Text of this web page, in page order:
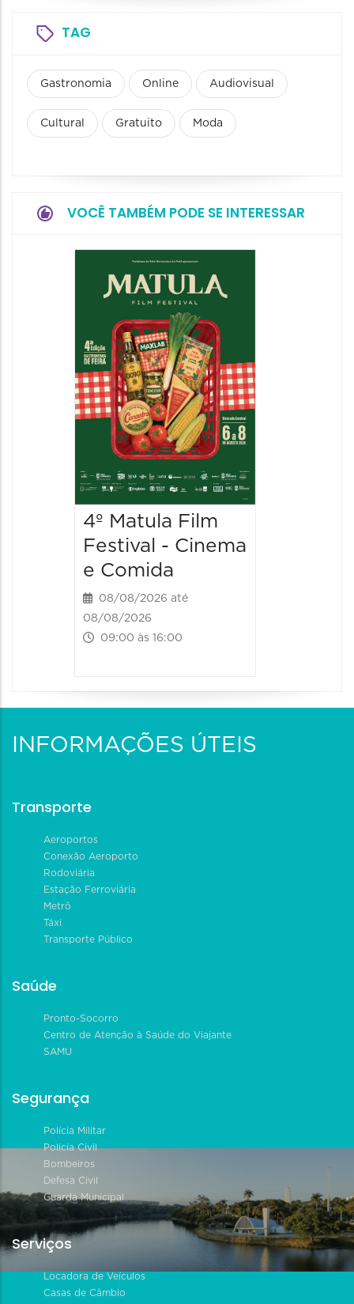
TAG
Gastronomia Online Audiovisual
Cultural Gratuito Moda
VOCÊ TAMBÉM PODE SE INTERESSAR
4º Matula Film
Festival - Cinema
e Comida
08/08/2026 até
08/08/2026
09:00 às 16:00
INFORMAÇÕES ÚTEIS
Transporte
Aeroportos
Conexão Aeroporto
Rodoviária
Estação Ferroviária
Metrô
Táxi
Transporte Público
Saúde
Pronto-Socorro
Centro de Atenção à Saúde do Viajante
SAMU
Segurança
Polícia Militar
Polícia Civil
Bombeiros
Defesa Civil
Guarda Municipal
Serviços
Locadora de Veículos
Casas de Câmbio